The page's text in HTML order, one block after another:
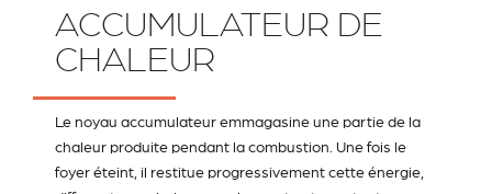
ACCUMULATEUR DE
CHALEUR
Le noyau accumulateur emmagasine une partie de la
chaleur produite pendant la combustion. Une fois le
foyer éteint, il restitue progressivement cette énergie,